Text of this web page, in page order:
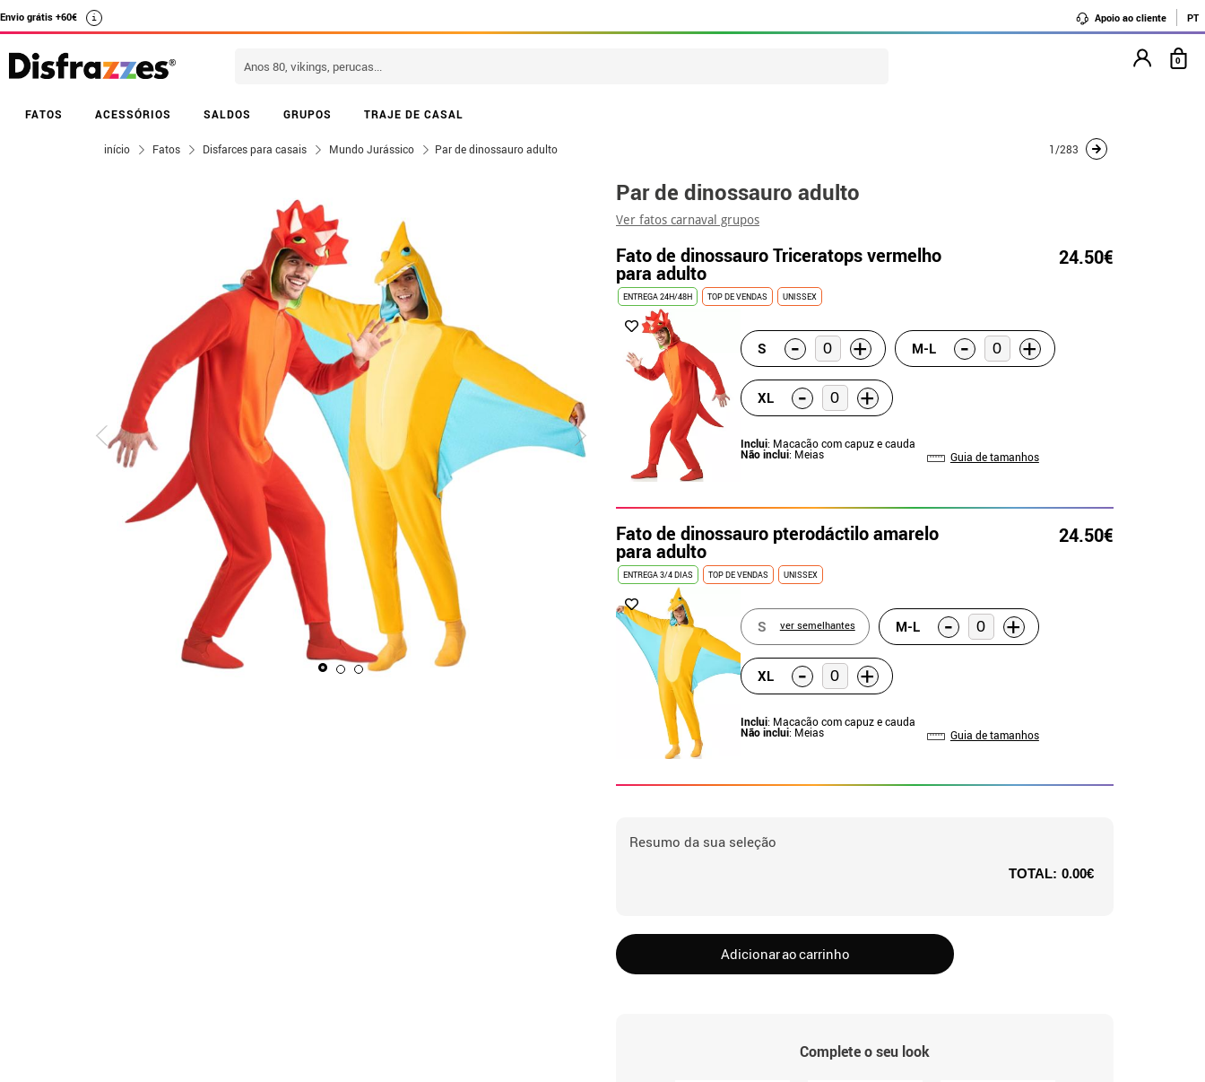
Envio grátis +60€ i Apoio ao cliente PT
FATOS ACESSÓRIOS SALDOS GRUPOS TRAJE DE CASAL
0
início Fatos Disfarces para casais Mundo Jurássico Par de dinossauro adulto 1/283
Par de dinossauro adulto
Ver fatos carnaval grupos
Fato de dinossauro Triceratops vermelho
para adulto
24.50€
ENTREGA 24H/48H TOP DE VENDAS UNISSEX
S - + M-L - +
XL - +
Inclui: Macacão com capuz e cauda
Não inclui: Meias Guia de tamanhos
Fato de dinossauro pterodáctilo amarelo
para adulto
24.50€
ENTREGA 3/4 DIAS TOP DE VENDAS UNISSEX
S ver semelhantes M-L - +
XL - +
Inclui: Macacão com capuz e cauda
Não inclui: Meias Guia de tamanhos
Resumo da sua seleção
TOTAL: 0.00€
Adicionar ao carrinho
Complete o seu look